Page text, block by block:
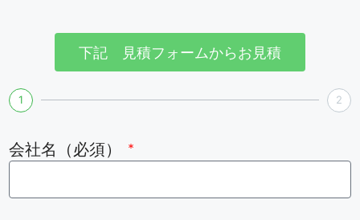
下記 見積フォームからお見積
1 2
会社名（必須）